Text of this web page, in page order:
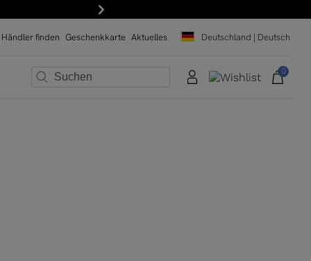
Sie unseren Newsletter!Weiter
Händler finden Geschenkkarte Aktuelles Deutschland | Deutsch
0